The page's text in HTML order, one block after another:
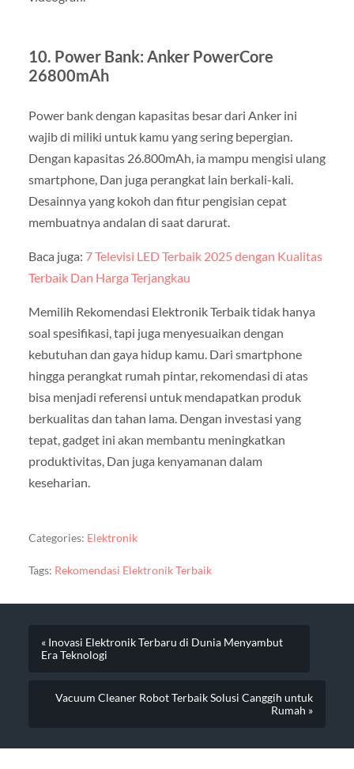
10. Power Bank: Anker PowerCore
26800mAh
Power bank dengan kapasitas besar dari Anker ini
wajib di miliki untuk kamu yang sering bepergian.
Dengan kapasitas 26.800mAh, ia mampu mengisi ulang
smartphone, Dan juga perangkat lain berkali-kali.
Desainnya yang kokoh dan fitur pengisian cepat
membuatnya andalan di saat darurat.
Baca juga: 7 Televisi LED Terbaik 2025 dengan Kualitas
Terbaik Dan Harga Terjangkau
Memilih Rekomendasi Elektronik Terbaik tidak hanya
soal spesifikasi, tapi juga menyesuaikan dengan
kebutuhan dan gaya hidup kamu. Dari smartphone
hingga perangkat rumah pintar, rekomendasi di atas
bisa menjadi referensi untuk mendapatkan produk
berkualitas dan tahan lama. Dengan investasi yang
tepat, gadget ini akan membantu meningkatkan
produktivitas, Dan juga kenyamanan dalam
keseharian.
Categories: Elektronik
Tags: Rekomendasi Elektronik Terbaik
« Inovasi Elektronik Terbaru di Dunia Menyambut
Era Teknologi
Vacuum Cleaner Robot Terbaik Solusi Canggih untuk
Rumah »